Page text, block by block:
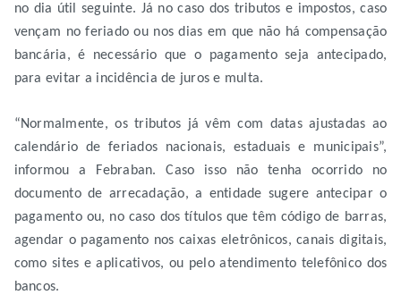
no dia útil seguinte. Já no caso dos tributos e impostos, caso
vençam no feriado ou nos dias em que não há compensação
bancária, é necessário que o pagamento seja antecipado,
para evitar a incidência de juros e multa.
“Normalmente, os tributos já vêm com datas ajustadas ao
calendário de feriados nacionais, estaduais e municipais”,
informou a Febraban. Caso isso não tenha ocorrido no
documento de arrecadação, a entidade sugere antecipar o
pagamento ou, no caso dos títulos que têm código de barras,
agendar o pagamento nos caixas eletrônicos, canais digitais,
como sites e aplicativos, ou pelo atendimento telefônico dos
bancos.